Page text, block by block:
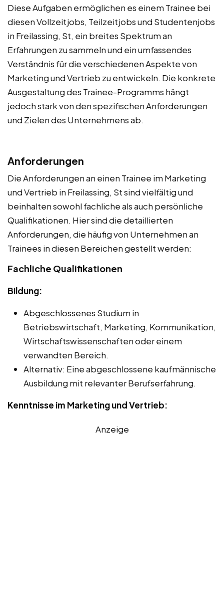
Diese Aufgaben ermöglichen es einem Trainee bei
diesen Vollzeitjobs, Teilzeitjobs und Studentenjobs
in Freilassing, St, ein breites Spektrum an
Erfahrungen zu sammeln und ein umfassendes
Verständnis für die verschiedenen Aspekte von
Marketing und Vertrieb zu entwickeln. Die konkrete
Ausgestaltung des Trainee-Programms hängt
jedoch stark von den spezifischen Anforderungen
und Zielen des Unternehmens ab.
Anforderungen
Die Anforderungen an einen Trainee im Marketing
und Vertrieb in Freilassing, St sind vielfältig und
beinhalten sowohl fachliche als auch persönliche
Qualifikationen. Hier sind die detaillierten
Anforderungen, die häufig von Unternehmen an
Trainees in diesen Bereichen gestellt werden:
Fachliche Qualifikationen
Bildung:
Abgeschlossenes Studium in
Betriebswirtschaft, Marketing, Kommunikation,
Wirtschaftswissenschaften oder einem
verwandten Bereich.
Alternativ: Eine abgeschlossene kaufmännische
Ausbildung mit relevanter Berufserfahrung.
Kenntnisse im Marketing und Vertrieb:
Anzeige